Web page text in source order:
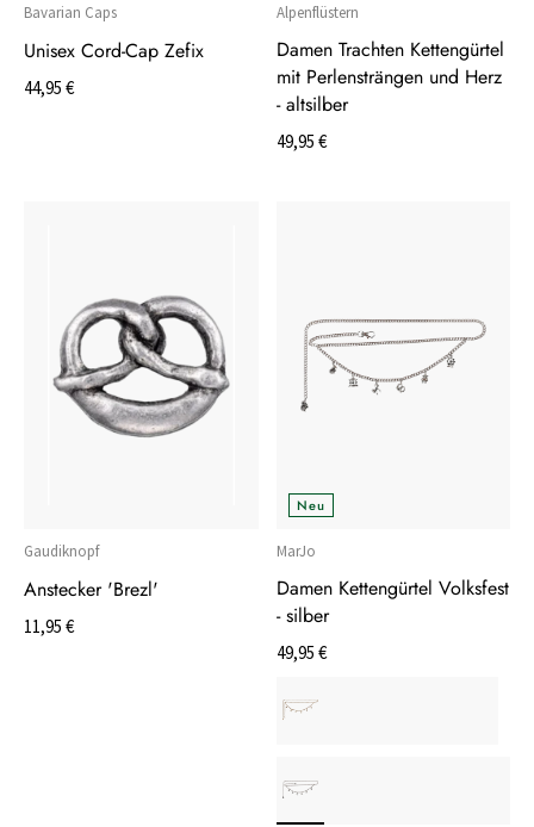
Bavarian Caps
Unisex Cord-Cap Zefix
44,95 €
Alpenflüstern
Damen Trachten Kettengürtel
mit Perlensträngen und Herz
- altsilber
49,95 €
Gaudiknopf
Anstecker 'Brezl'
11,95 €
Neu
MarJo
Damen Kettengürtel Volksfest
- silber
49,95 €